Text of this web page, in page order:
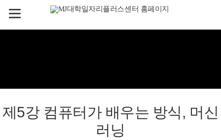
제5강 컴퓨터가 배우는 방식, 머신
러닝